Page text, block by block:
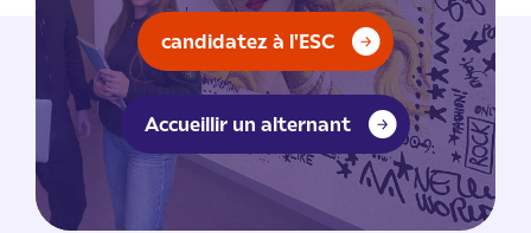
candidatez à l'ESC
Accueillir un alternant